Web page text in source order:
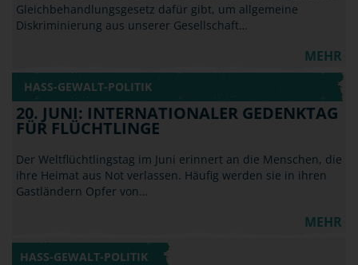
Gleichbehandlungsgesetz dafür gibt, um allgemeine
Diskriminierung aus unserer Gesellschaft…
MEHR
HASS-GEWALT-POLITIK
20. JUNI: INTERNATIONALER GEDENKTAG
FÜR FLÜCHTLINGE
Der Weltflüchtlingstag im Juni erinnert an die Menschen, die
ihre Heimat aus Not verlassen. Häufig werden sie in ihren
Gastländern Opfer von…
MEHR
HASS-GEWALT-POLITIK